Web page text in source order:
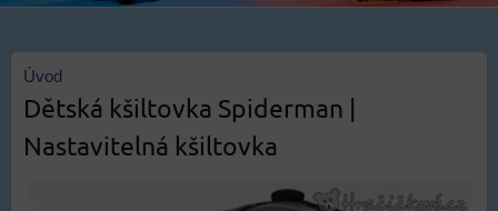
Úvod
Dětská kšiltovka Spiderman |
Nastavitelná kšiltovka